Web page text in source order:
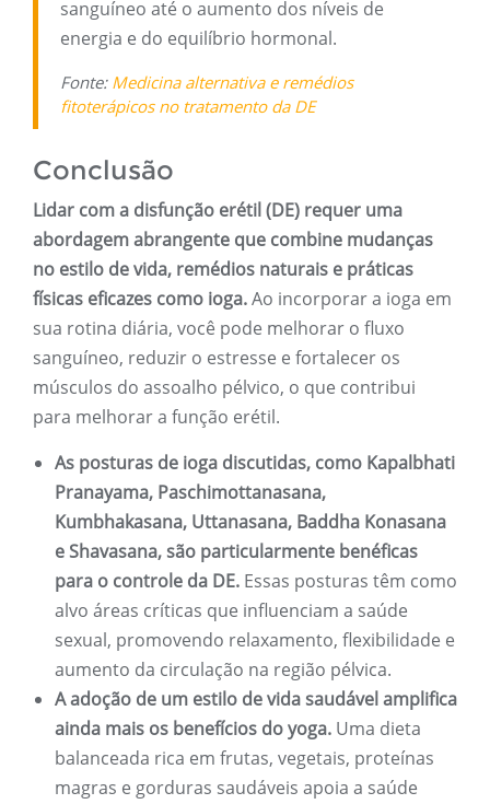
sanguíneo até o aumento dos níveis de
energia e do equilíbrio hormonal.
Fonte: Medicina alternativa e remédios
fitoterápicos no tratamento da DE
Conclusão
Lidar com a disfunção erétil (DE) requer uma
abordagem abrangente que combine mudanças
no estilo de vida, remédios naturais e práticas
físicas eficazes como ioga.Ao incorporar a ioga em
sua rotina diária, você pode melhorar o fluxo
sanguíneo, reduzir o estresse e fortalecer os
músculos do assoalho pélvico, o que contribui
para melhorar a função erétil.
As posturas de ioga discutidas, como Kapalbhati
Pranayama, Paschimottanasana,
Kumbhakasana, Uttanasana, Baddha Konasana
e Shavasana, são particularmente benéficas
para o controle da DE. Essas posturas têm como
alvo áreas críticas que influenciam a saúde
sexual, promovendo relaxamento, flexibilidade e
aumento da circulação na região pélvica.
A adoção de um estilo de vida saudável amplifica
ainda mais os benefícios do yoga. Uma dieta
balanceada rica em frutas, vegetais, proteínas
magras e gorduras saudáveis ​​apoia a saúde